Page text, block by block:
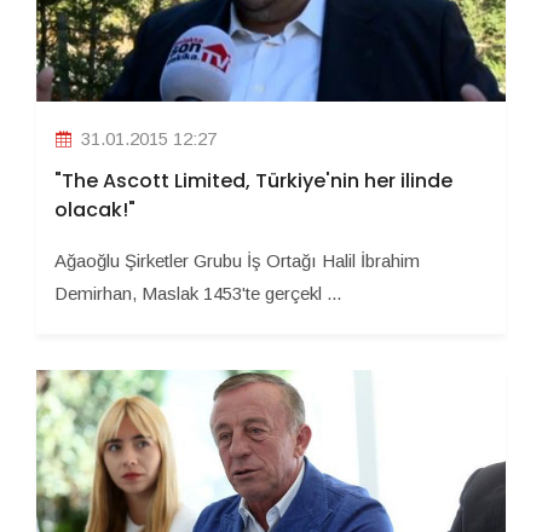
31.01.2015 12:27
"The Ascott Limited, Türkiye'nin her ilinde
olacak!"
Ağaoğlu Şirketler Grubu İş Ortağı Halil İbrahim
Demirhan, Maslak 1453'te gerçekl ...